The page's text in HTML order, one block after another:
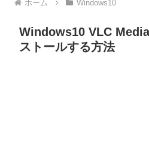
ホーム Windows10
Windows10 VLC
ストールする方法